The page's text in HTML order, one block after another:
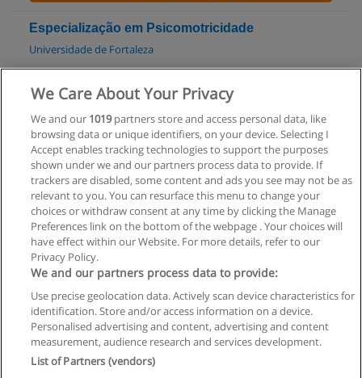
Especialização em Psicomotricidade
Universidade de Fortaleza
Solicitar informações
Pós-Graduação em Psicologia da Educação
FATECI - Faculdade de Tecnologia Intensiva
Solicitar informações
Regras de uso
Privacidade de dados
Entrar em contato com Educaedu
Copyright © Educaedu Business S.L. - CIF : B-95610580: -
We Care About Your Privacy
We and our 1019partners store and access personal data, like
browsing data or unique identifiers, on your device. Selecting I
Accept enables tracking technologies to support the purposes
shown under we and our partners process data to provide. If
trackers are disabled, some content and ads you see may not be as
relevant to you. You can resurface this menu to change your
choices or withdraw consent at any time by clicking the Manage
Preferences link on the bottom of the webpage . Your choices will
have effect within our Website. For more details, refer to our
Privacy Policy.
We and our partners process data to provide:
Use precise geolocation data. Actively scan device characteristics for
identification. Store and/or access information on a device.
Personalised advertising and content, advertising and content
measurement, audience research and services development.
List of Partners (vendors)